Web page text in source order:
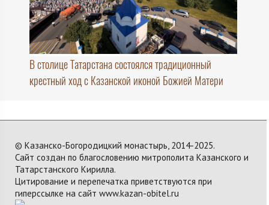
В столице Татарстана состоялся традиционный
крестный ход с Казанской иконой Божией Матери
© Казанско-Богородицкий монастырь, 2014-2025.
Сайт создан по благословению митрополита Казанского и
Татарстанского Кирилла.
Цитирование и перепечатка приветствуются при
гиперссылке на сайт www.kazan-obitel.ru